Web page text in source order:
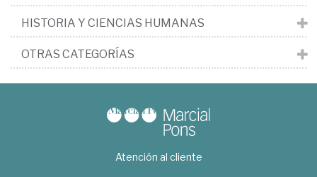
HISTORIA Y CIENCIAS HUMANAS
OTRAS CATEGORÍAS
Atención al cliente